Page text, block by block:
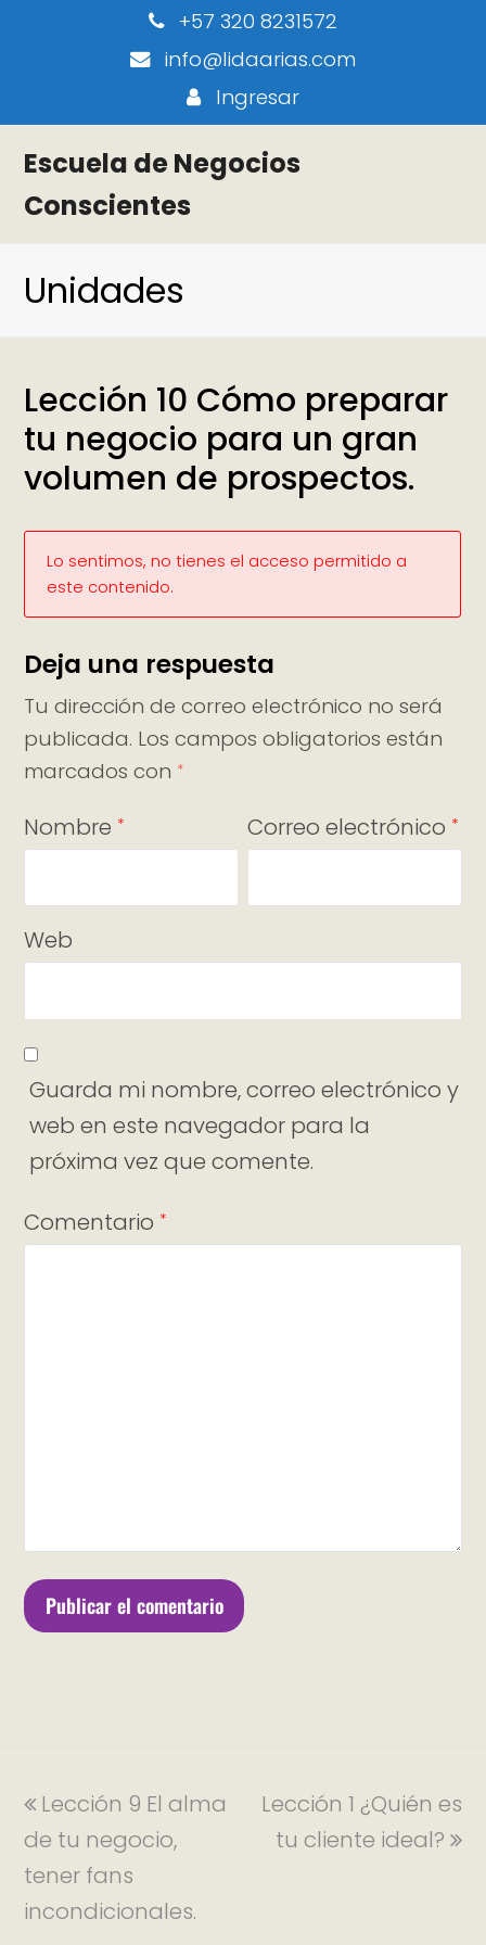
+57 320 8231572
info@lidaarias.com
Ingresar
Escuela de Negocios
Conscientes
Unidades
Lección 10 Cómo preparar
tu negocio para un gran
volumen de prospectos.
Lo sentimos, no tienes el acceso permitido a
este contenido.
Deja una respuesta
Tu dirección de correo electrónico no será
publicada. Los campos obligatorios están
marcados con *
Nombre * Correo electrónico *
Web
Guarda mi nombre, correo electrónico y
web en este navegador para la
próxima vez que comente.
Comentario *
Lección 9 El alma
de tu negocio,
tener fans
incondicionales.
Lección 1 ¿Quién es
tu cliente ideal?